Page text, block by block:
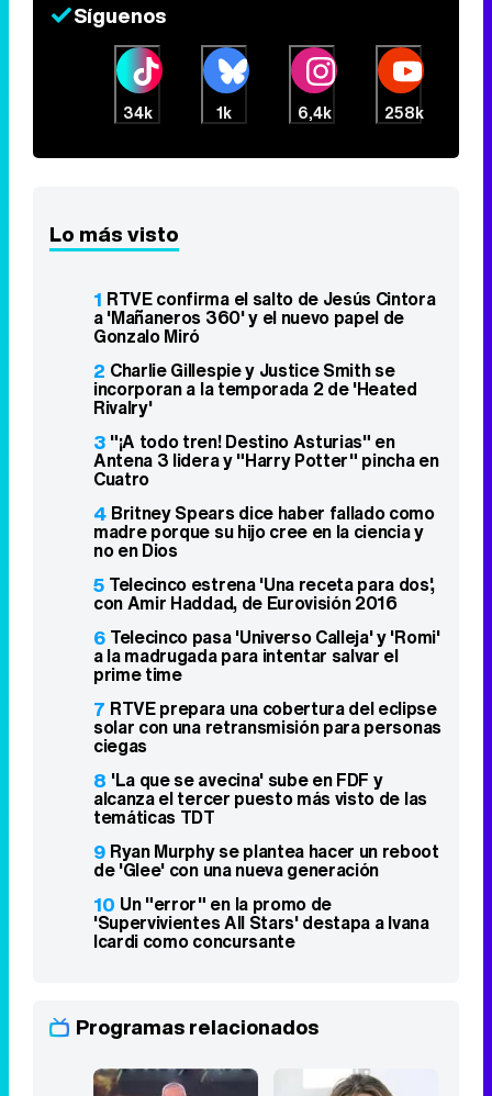
Síguenos
34k 1k 6,4k 258k
Lo más visto
1 RTVE confirma el salto de Jesús Cintora
a 'Mañaneros 360' y el nuevo papel de
Gonzalo Miró
2 Charlie Gillespie y Justice Smith se
incorporan a la temporada 2 de 'Heated
Rivalry'
3 "¡A todo tren! Destino Asturias" en
Antena 3 lidera y "Harry Potter" pincha en
Cuatro
4 Britney Spears dice haber fallado como
madre porque su hijo cree en la ciencia y
no en Dios
5 Telecinco estrena 'Una receta para dos',
con Amir Haddad, de Eurovisión 2016
6 Telecinco pasa 'Universo Calleja' y 'Romi'
a la madrugada para intentar salvar el
prime time
7 RTVE prepara una cobertura del eclipse
solar con una retransmisión para personas
ciegas
8 'La que se avecina' sube en FDF y
alcanza el tercer puesto más visto de las
temáticas TDT
9 Ryan Murphy se plantea hacer un reboot
de 'Glee' con una nueva generación
10 Un "error" en la promo de
'Supervivientes All Stars' destapa a Ivana
Icardi como concursante
Programas relacionados